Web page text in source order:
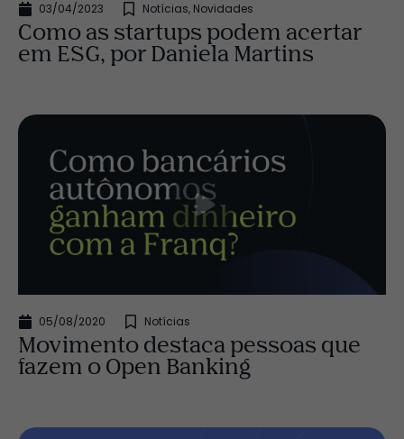
03/04/2023 Notícias, Novidades
Como as startups podem acertar
em ESG, por Daniela Martins
05/08/2020 Notícias
Movimento destaca pessoas que
fazem o Open Banking